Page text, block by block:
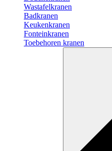
Wastafelkranen
Badkranen
Keukenkranen
Fonteinkranen
Toebehoren kranen